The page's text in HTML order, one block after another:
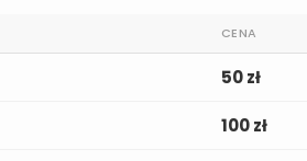
CENA
50 zł
100 zł